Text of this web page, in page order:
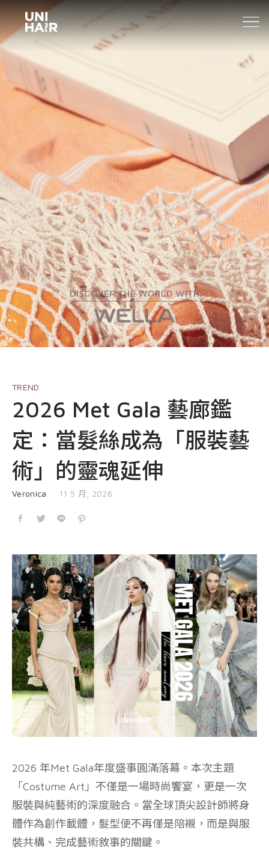
About Us
What’s New
TREND
BEAUTY TIPS
NEWS
Brands
WELLA
Sp
Sebastian
nioxin
Find A Salon
Professional
EVENT
COURSE
Shop
Shop
Products
Contact Us
TREND
2026 Met Gala 藝廊鑑
定：當髮絲成為「服裝藝
術」的靈魂延伸
Veronica 發表於
11 5 月, 2026
2026 年Met Gala年度盛事圓滿落幕。本次主題
「Costume Art」不僅是一場時尚饗宴，更是一次
服裝與純藝術的深度融合。當全球頂尖設計師將身
體作為創作載體，髮型便不再僅是陪襯，而是與服
裝共構、完成藝術敘事的關鍵。